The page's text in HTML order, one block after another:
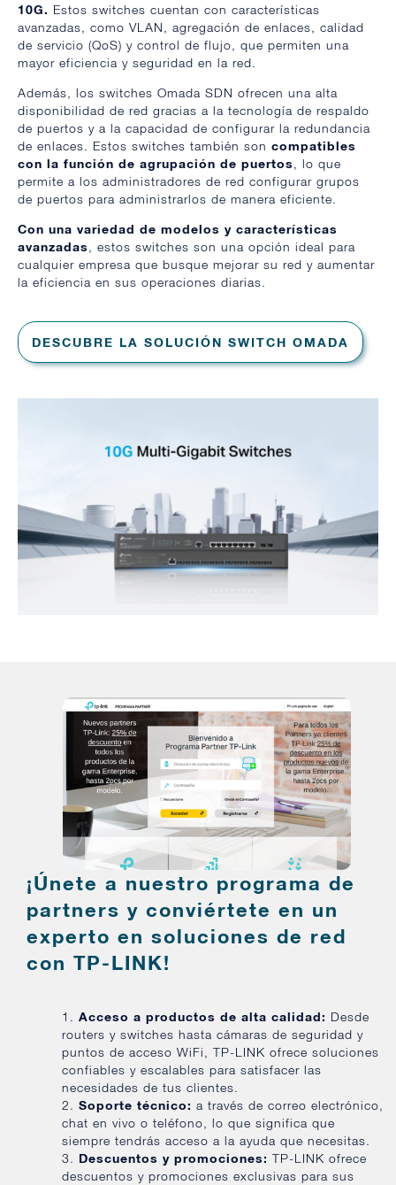
10G. Estos switches cuentan con características
avanzadas, como VLAN, agregación de enlaces, calidad
de servicio (QoS) y control de flujo, que permiten una
mayor eficiencia y seguridad en la red.
Además, los switches Omada SDN ofrecen una alta
disponibilidad de red gracias a la tecnología de respaldo
de puertos y a la capacidad de configurar la redundancia
de enlaces. Estos switches también son compatibles
con la función de agrupación de puertos, lo que
permite a los administradores de red configurar grupos
de puertos para administrarlos de manera eficiente.
Con una variedad de modelos y características
avanzadas, estos switches son una opción ideal para
cualquier empresa que busque mejorar su red y aumentar
la eficiencia en sus operaciones diarias.
DESCUBRE LA SOLUCIÓN SWITCH OMADA
¡Únete a nuestro programa de
partners y conviértete en un
experto en soluciones de red
con TP-LINK!
Acceso a productos de alta calidad: Desde
routers y switches hasta cámaras de seguridad y
puntos de acceso WiFi, TP-LINK ofrece soluciones
confiables y escalables para satisfacer las
necesidades de tus clientes.
Soporte técnico: a través de correo electrónico,
chat en vivo o teléfono, lo que significa que
siempre tendrás acceso a la ayuda que necesitas.
Descuentos y promociones: TP-LINK ofrece
descuentos y promociones exclusivas para sus